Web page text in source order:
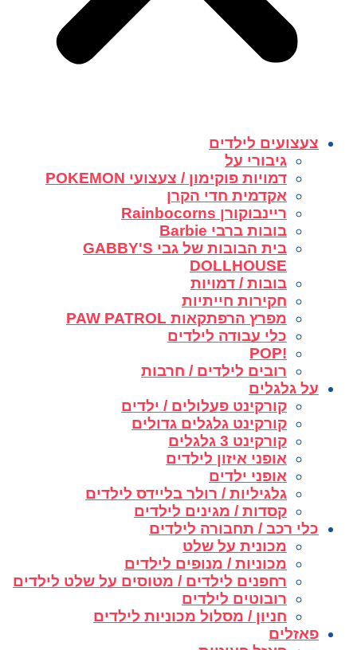
צעצועים לילדים
גיבורי על
דמויות פוקימון / צעצועי POKEMON
אקדמית חדי הקרן
ריינבוקורן Rainbocorns
בובות ברבי Barbie
בית הבובות של גבי GABBY'S
DOLLHOUSE
בובות / דמויות
חקירות חייתיות
מפרץ הרפתקאות PAW PATROL
כלי עבודה לילדים
!POP
רובים לילדים / חרבות
על גלגלים
קורקינט פעלולים / ילדים
קורקינט גלגלים גדולים
קורקינט 3 גלגלים
אופני איזון לילדים
אופני ילדים
גלגיליות / רולר בליידס לילדים
קסדות / מגינים לילדים
כלי רכב / תחבורה לילדים
מכונית על שלט
מכוניות / מנופים לילדים
רחפנים לילדים / מטוסים על שלט לילדים
רובוטים לילדים
חניון / מסלול מכוניות לילדים
פאזלים